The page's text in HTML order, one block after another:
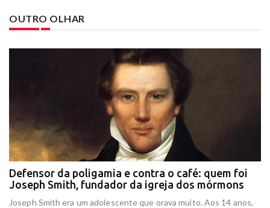
OUTRO OLHAR
Defensor da poligamia e contra o café: quem foi
Joseph Smith, fundador da igreja dos mórmons
Joseph Smith era um adolescente que orava muito. Aos 14 anos,